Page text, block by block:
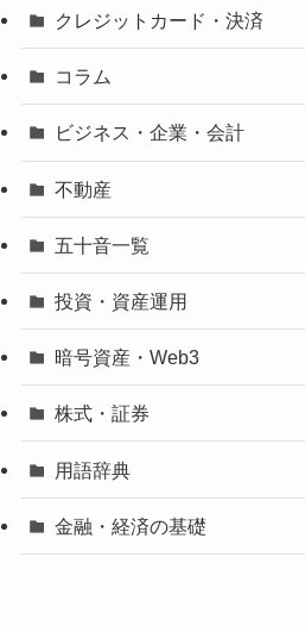
クレジットカード・決済
コラム
ビジネス・企業・会計
不動産
五十音一覧
投資・資産運用
暗号資産・Web3
株式・証券
用語辞典
金融・経済の基礎